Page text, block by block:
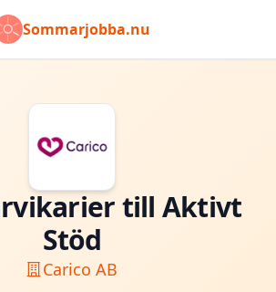
Sommarjobba.nu
till Aktivt
Stöd
Carico AB